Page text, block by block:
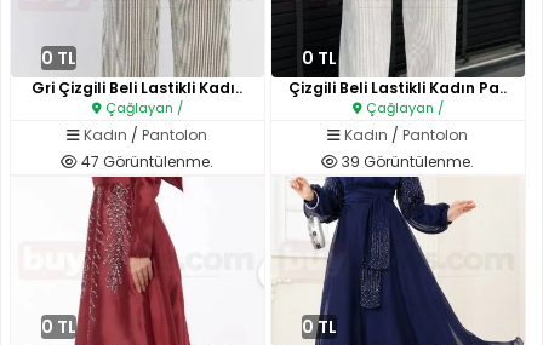
0 TL
Gri Çizgili Beli Lastikli Kadı..
Çağlayan /
Kadın /Pantolon
47 Görüntülenme.
0 TL
Çizgili Beli Lastikli Kadın Pa..
Çağlayan /
Kadın /Pantolon
39 Görüntülenme.
0 TL 0 TL